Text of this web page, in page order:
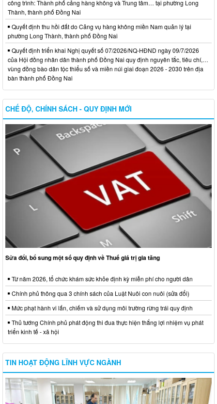
công trình: Thành phố cảng hàng không và Trung tâm… tại phường Long
Thành, thành phố Đồng Nai
Quyết định thu hồi đất do Cảng vụ hàng không miền Nam quản lý tại
phường Long Thành, thành phố Đồng Nai
Quyết định triển khai Nghị quyết số 07/2026/NQ-HĐND ngày 09/7/2026
của Hội đồng nhân dân thành phố Đồng Nai quy định nguyên tắc, tiêu chí,…
vùng đồng bào dân tộc thiểu số và miền núi giai đoạn 2026 - 2030 trên địa
bàn thành phố Đồng Nai
CHẾ ĐỘ, CHÍNH SÁCH - QUY ĐỊNH MỚI
Sửa đổi, bổ sung một số quy định về Thuế giá trị gia tăng
Từ năm 2026, tổ chức khám sức khỏe định kỳ miễn phí cho người dân
Chính phủ thông qua 3 chính sách của Luật Nuôi con nuôi (sửa đổi)
Mức phạt hành vi lấn, chiếm và sử dụng môi trường rừng trái quy định
Thủ tướng Chính phủ phát động thi đua thực hiện thắng lợi nhiệm vụ phát
triển kinh tế - xã hội
TIN HOẠT ĐỘNG LĨNH VỰC NGÀNH